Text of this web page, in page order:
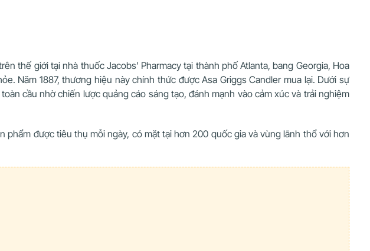
thế giới tại nhà thuốc Jacobs’ Pharmacy tại thành phố Atlanta, bang Georgia, Hoa
Năm 1887, thương hiệu này chính thức được Asa Griggs Candler mua lại. Dưới sự
cầu nhờ chiến lược quảng cáo sáng tạo, đánh mạnh vào cảm xúc và trải nghiệm
được tiêu thụ mỗi ngày, có mặt tại hơn 200 quốc gia và vùng lãnh thổ với hơn